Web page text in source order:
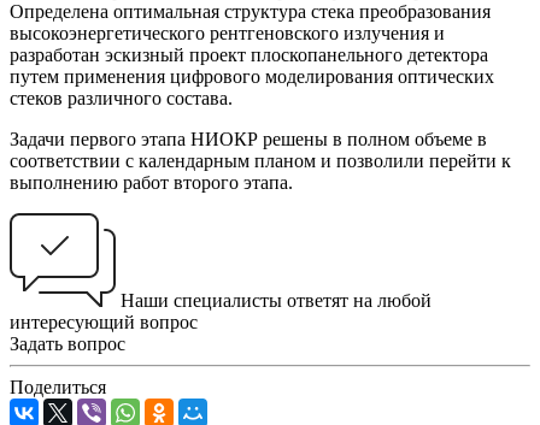
Определена оптимальная структура стека преобразования
высокоэнергетического рентгеновского излучения и
разработан эскизный проект плоскопанельного детектора
путем применения цифрового моделирования оптических
стеков различного состава.
Задачи первого этапа НИОКР решены в полном объеме в
соответствии с календарным планом и позволили перейти к
выполнению работ второго этапа.
Наши специалисты ответят на любой
интересующий вопрос
Задать вопрос
Поделиться